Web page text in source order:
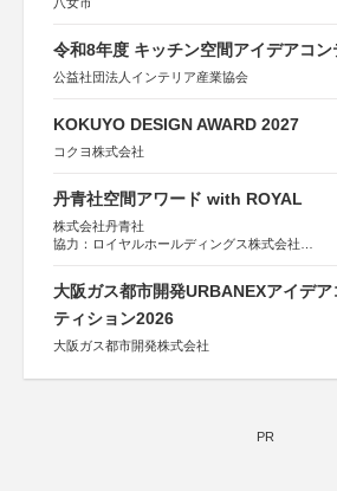
令和8年度 キッチン空間アイデアコン
公益社団法人インテリア産業協会
KOKUYO DESIGN AWARD 2027
コクヨ株式会社
丹青社空間アワード with ROYAL
株式会社丹青社
協力：ロイヤルホールディングス株式会社
大阪ガス都市開発URBANEXアイデア
ティション2026
大阪ガス都市開発株式会社
PR